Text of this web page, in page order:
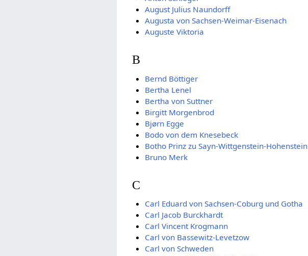
August Julius Naundorff
Augusta von Sachsen-Weimar-Eisenach
Auguste Viktoria
B
Bernd Böttiger
Bertha Lenel
Bertha von Suttner
Birgitt Morgenbrod
Bjørn Egge
Bodo von dem Knesebeck
Botho Prinz zu Sayn-Wittgenstein-Hohenstein
Bruno Merk
C
Carl Eduard von Sachsen-Coburg und Gotha
Carl Jacob Burckhardt
Carl Vincent Krogmann
Carl von Bassewitz-Levetzow
Carl von Schweden